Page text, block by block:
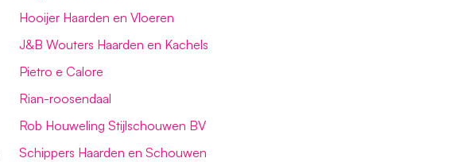
Hooijer Haarden en Vloeren
J&B Wouters Haarden en Kachels
Pietro e Calore
Rian-roosendaal
Rob Houweling Stijlschouwen BV
Schippers Haarden en Schouwen